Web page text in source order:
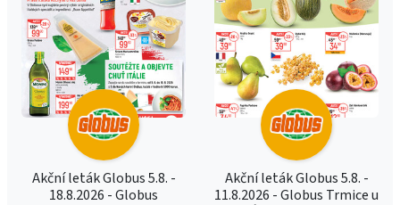
Akční leták Globus 5.8. -
18.8.2026 - Globus
Akční leták Globus 5.8. -
11.8.2026 - Globus Trmice u